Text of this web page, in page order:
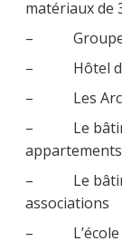
matériaux de
– Groupe
– Hôtel de
– Les
– Le
– Le
associations
– L’école